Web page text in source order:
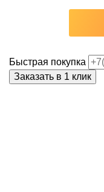
Быстрая покупка